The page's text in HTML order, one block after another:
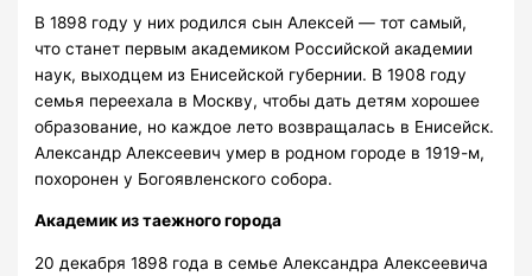
В 1898 году у них родился сын Алексей — тот самый,
что станет первым академиком Российской академии
наук, выходцем из Енисейской губернии. В 1908 году
семья переехала в Москву, чтобы дать детям хорошее
образование, но каждое лето возвращалась в Енисейск.
Александр Алексеевич умер в родном городе в 1919-м,
похоронен у Богоявленского собора.
Академик из таежного города
20 декабря 1898 года в семье Александра Алексеевича